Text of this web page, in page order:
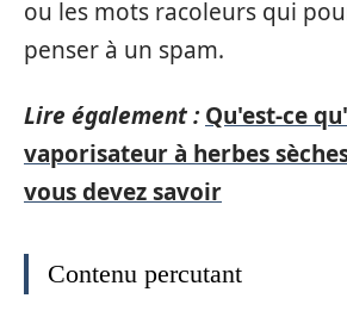
ou les mots racoleurs qui
penser à un spam.
Lire également : Qu'est-ce
vaporisateur à herbes
vous devez savoir
Contenu percutant